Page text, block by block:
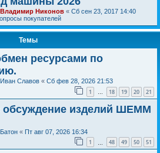
Владимир Никонов « Сб сен 23, 2017 14:40
покупателей
Темы
ресурсами по
Иван Славов « Сб фев 28, 2026 21:53
1 … 18 19 20 21
обсуждение изделий ШЕММ
Батон « Пт авг 07, 2026 16:34
1 48 49 50 51